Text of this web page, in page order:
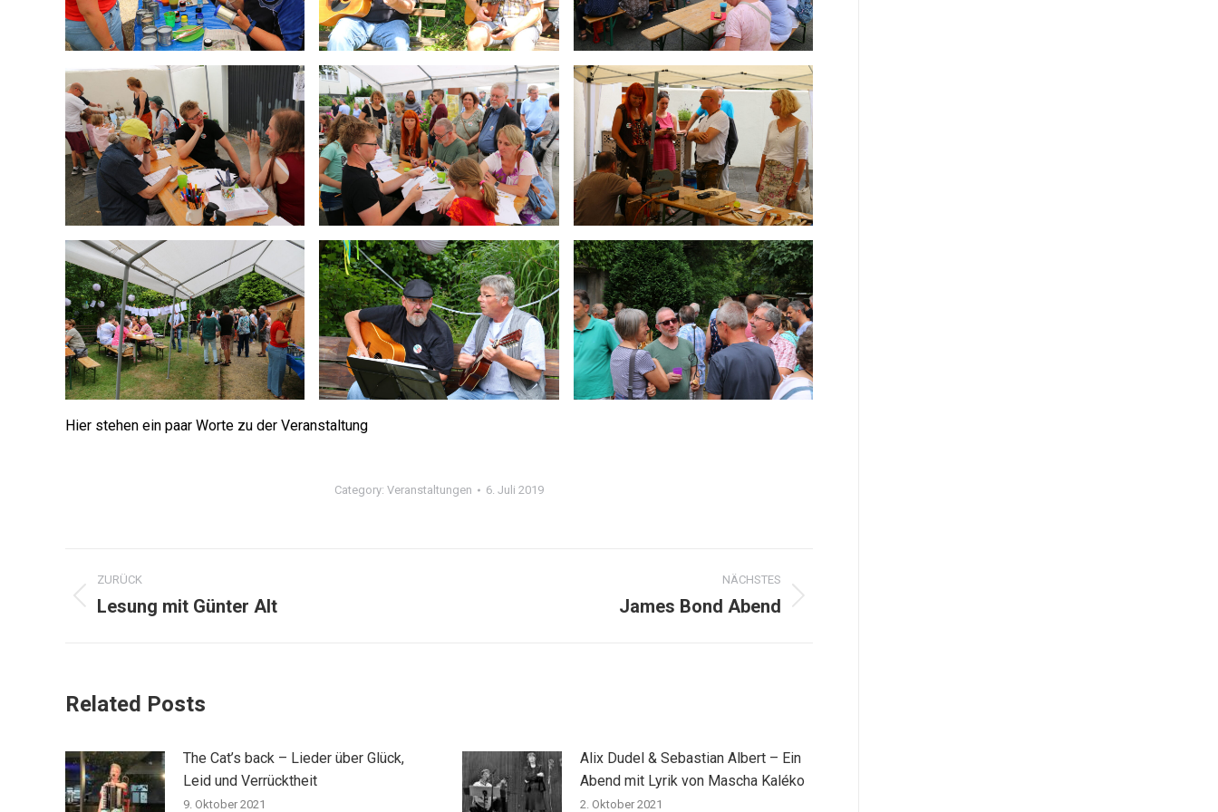
Hier stehen ein paar Worte zu der Veranstaltung
Category: Veranstaltungen 6. Juli 2019
ZURÜCK
Lesung mit Günter Alt
NÄCHSTES
James Bond Abend
Related Posts
The Cat’s back – Lieder über Glück,
Leid und Verrücktheit
9. Oktober 2021
Alix Dudel & Sebastian Albert – Ein
Abend mit Lyrik von Mascha Kaléko
2. Oktober 2021